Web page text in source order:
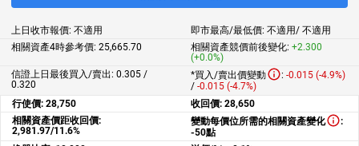
上日收市報價: 不適用 即市最高/最低價: 不適用/ 不適用
相關資產4時參考價: 25,665.70 相關資產競價前後變化: +2.300
(+0.0%)
信證上日最後買入/賣出: 0.305 /
0.320
*買入/賣出價變動 : -0.015 (-4.9%)
/ -0.015 (-4.7%)
行使價: 28,750 收回價: 28,650
相關資產價距收回價:
2,981.97/11.6%
變動每價位所需的相關資產變化
:
-50點